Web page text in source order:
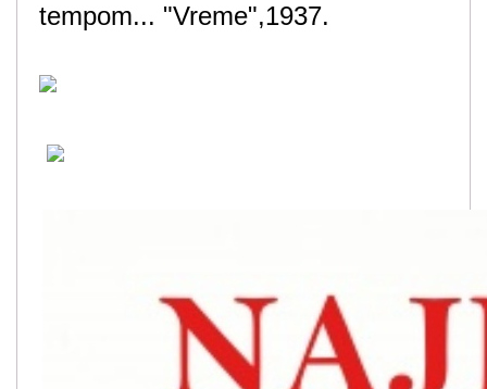
tempom... "Vreme",1937.